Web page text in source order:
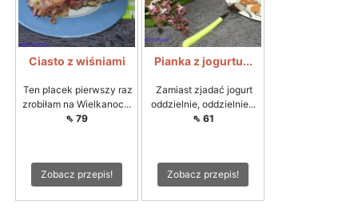
Ciasto z wiśniami
Ten placek pierwszy raz
zrobiłam na Wielkanoc...
⇖ 79
Zobacz przepis!
Pianka z jogurtu...
Zamiast zjadać jogurt
oddzielnie, oddzielnie...
⇖ 61
Zobacz przepis!